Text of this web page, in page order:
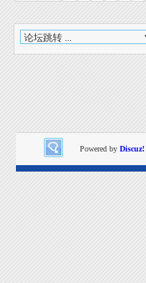
Powered by Discuz!